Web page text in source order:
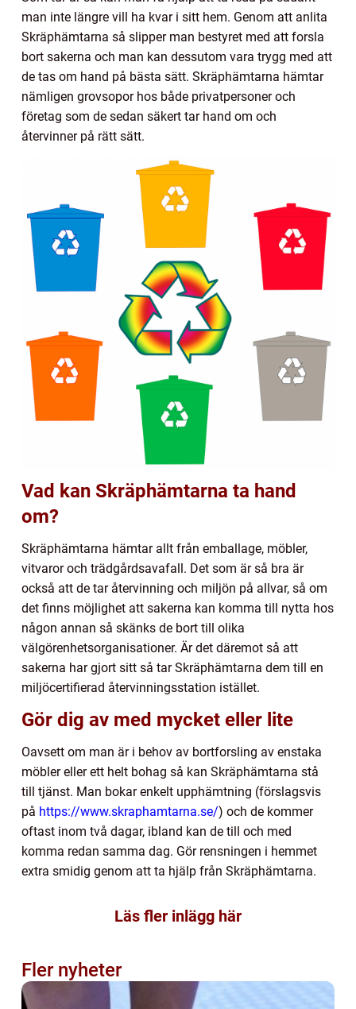
man inte längre vill ha kvar i sitt hem. Genom att anlita
Skräphämtarna så slipper man bestyret med att forsla
bort sakerna och man kan dessutom vara trygg med att
de tas om hand på bästa sätt. Skräphämtarna hämtar
nämligen grovsopor hos både privatpersoner och
företag som de sedan säkert tar hand om och
återvinner på rätt sätt.
Vad kan Skräphämtarna ta hand
om?
Skräphämtarna hämtar allt från emballage, möbler,
vitvaror och trädgårdsavafall. Det som är så bra är
också att de tar återvinning och miljön på allvar, så om
det finns möjlighet att sakerna kan komma till nytta hos
någon annan så skänks de bort till olika
välgörenhetsorganisationer. Är det däremot så att
sakerna har gjort sitt så tar Skräphämtarna dem till en
miljöcertifierad återvinningsstation istället.
Gör dig av med mycket eller lite
Oavsett om man är i behov av bortforsling av enstaka
möbler eller ett helt bohag så kan Skräphämtarna stå
till tjänst. Man bokar enkelt upphämtning (förslagsvis
på https://www.skraphamtarna.se/) och de kommer
oftast inom två dagar, ibland kan de till och med
komma redan samma dag. Gör rensningen i hemmet
extra smidig genom att ta hjälp från Skräphämtarna.
Läs fler inlägg här
Fler nyheter